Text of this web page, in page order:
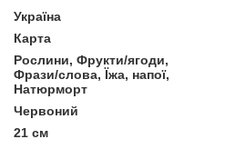
Україна
Карта
Рослини, Фрукти/ягоди,
Фрази/слова, Їжа, напої,
Натюрморт
Червоний
21 см